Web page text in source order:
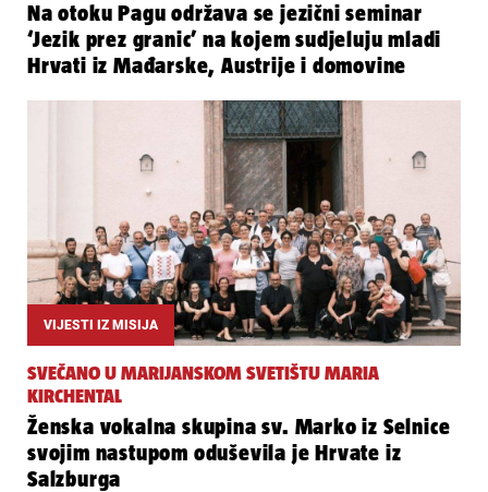
Na otoku Pagu održava se jezični seminar
‘Jezik prez granic’ na kojem sudjeluju mladi
Hrvati iz Mađarske, Austrije i domovine
VIJESTI IZ MISIJA
SVEČANO U MARIJANSKOM SVETIŠTU MARIA
KIRCHENTAL
Ženska vokalna skupina sv. Marko iz Selnice
svojim nastupom oduševila je Hrvate iz
Salzburga